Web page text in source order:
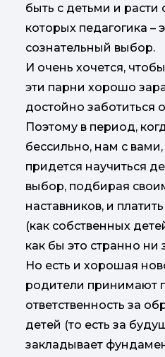
быть с детьми и расти
которых педагогика –
сознательный выбор.
И очень хочется,
эти парни хорошо
достойно заботиться
Поэтому в период,
бессильно, нам с
придется научиться
выбор, подбирая
наставников, и
(как собственных
как бы это странно ни
Но есть и хорошая
родители принимают
ответственность за
детей (то есть за
закладывает